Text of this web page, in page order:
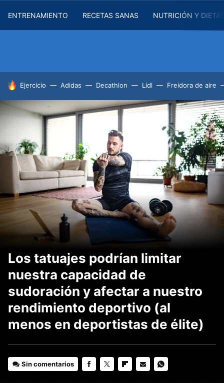
ENTRENAMIENTO RECETAS SANAS NUTRICIÓN Y
HOY SE HABLA DE
Ejercicio Adidas Decathlon Lidl Freidora de aire
Los tatuajes podrían limitar
nuestra capacidad de
sudoración y afectar a nuestro
rendimiento deportivo (al
menos en deportistas de élite)
Sin comentarios